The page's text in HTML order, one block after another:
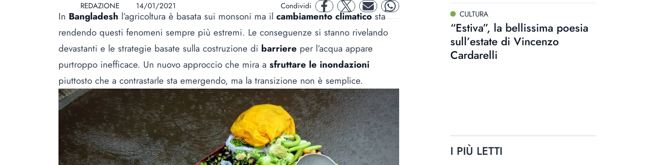
REDAZIONE 14/01/2021 Condividi facebooktwitter mail whatsapp
InBangladeshl’agricoltura è basata sui monsoni ma ilcambiamento climaticosta
rendendo questi fenomeni sempre più estremi. Le conseguenze si stanno rivelando
devastanti e le strategie basate sulla costruzione di barriere per l’acqua appare
purtroppo inefficace. Un nuovo approccio che mira a sfruttare le inondazioni
piuttosto che a contrastarle sta emergendo, ma la transizione non è semplice.
CULTURA
“Estiva”, la bellissima poesia
sull’estate di Vincenzo
Cardarelli
I PIÙ LETTI